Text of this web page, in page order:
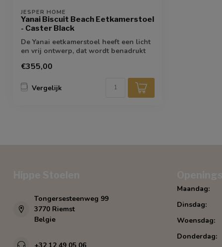
JESPER HOME
Yanai Biscuit Beach Eetkamerstoel
- Caster Black
De Yanai eetkamerstoel heeft een licht
en vrij ontwerp, dat wordt benadrukt
€355,00
Vergelijk
Tongersesteenweg 99
3770 Riemst
Belgie
+32 12 49 05 06
Maandag:
Dinsdag:
Woensdag:
Donderdag: